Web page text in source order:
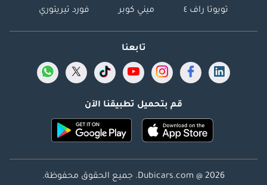
تويوتا راف ٤ ميني كوبر فورد تيريتوري
تابعنا
قم بتحميل تطبيقنا الآن
Dubicars.com @ 2026. جميع الحقوق محفوظة.